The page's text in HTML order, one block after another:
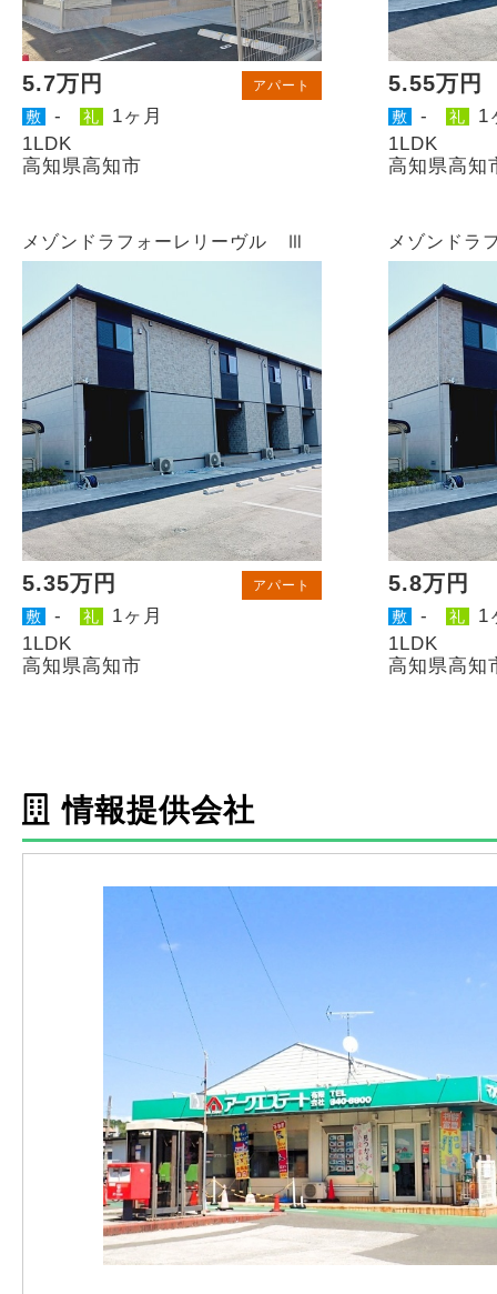
5.7万円 アパート
敷 - 礼
1ヶ月
1LDK
高知県高知市
5.55万円
敷 - 礼
1
1LDK
高知県高知
メゾンドラフォーレリーヴル Ⅲ
5.35万円 アパート
敷 - 礼
1ヶ月
1LDK
高知県高知市
メゾンド
5.8万円
敷 - 礼
1
1LDK
高知県高知
情報提供会社